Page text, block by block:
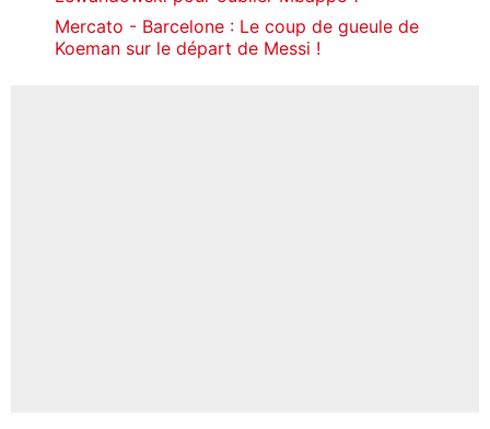
Mercato - Barcelone : Le coup de gueule de
Koeman sur le départ de Messi !